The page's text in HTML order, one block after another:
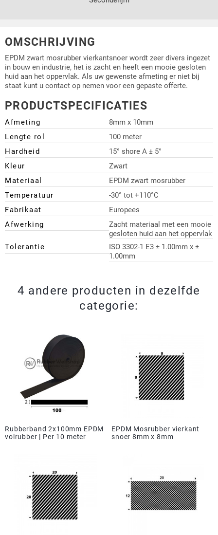
OMSCHRIJVING
EPDM zwart mosrubber vierkantsnoer wordt zeer divers ingezet
in bouw en industrie, het is zacht en heeft een mooie gesloten
huid aan het oppervlak. Als uw gewenste afmeting er niet bij
staat kunt u contact op nemen voor een gepaste offerte.
PRODUCTSPECIFICATIES
Afmeting
8mm x 10mm
Lengte rol
100 meter
Hardheid
15° shore A ± 5°
Kleur
Zwart
Materiaal
EPDM zwart mosrubber
Temperatuur
-30° tot +110°C
Fabrikaat
Europees
Afwerking
Zacht materiaal met een mooie
gesloten huid aan het oppervlak
Tolerantie
ISO 3302-1 E3 ± 1.00mm x ±
1.00mm
4 andere producten in dezelfde
categorie:
Rubberband 2x100mm EPDM
volrubber | Per 10 meter
EPDM Mosrubber vierkant
snoer 8mm x 8mm